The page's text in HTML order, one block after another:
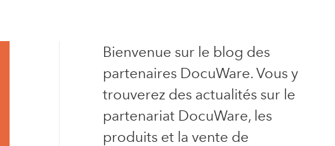
Bienvenue sur le blog des
partenaires DocuWare. Vous y
trouverez des actualités sur le
partenariat DocuWare, les
produits et la vente de